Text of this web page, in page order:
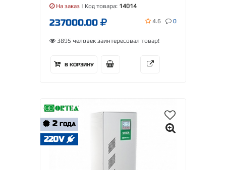
На заказ | Код товара: 14014
237000.00 4.6 0
3895 человек заинтересовал товар!
В КОРЗИНУ
2 ГОДА
220V